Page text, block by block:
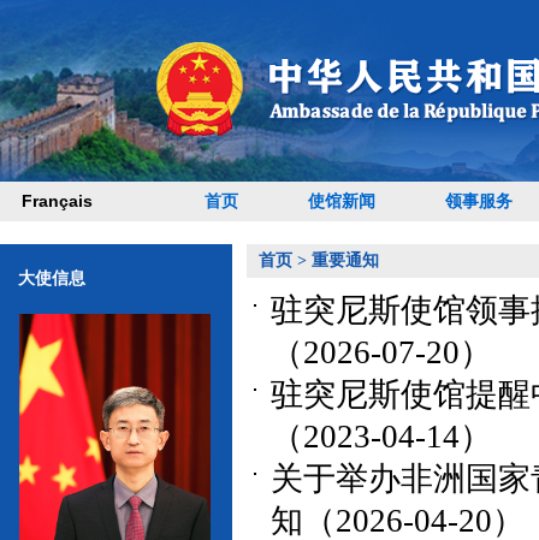
Français 首页 使馆新闻 领事服务
大使信息
首页 > 重要通知
驻突尼斯使馆领
（2026-07-20）
驻突尼斯使馆提
（2023-04-14）
关于举办非洲国
知（2026-04-20）